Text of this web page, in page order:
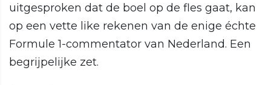
uitgesproken dat de boel op de fles gaat, kan
op een vette like rekenen van de enige échte
Formule 1-commentator van Nederland. Een
begrijpelijke zet.